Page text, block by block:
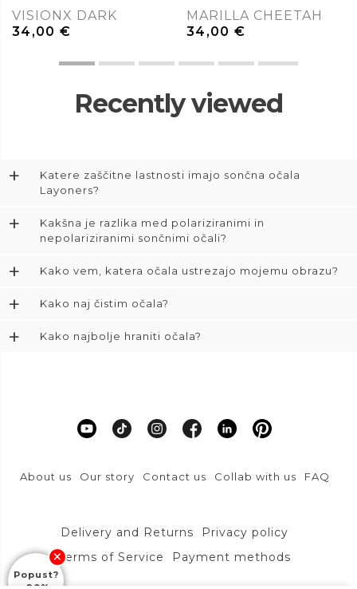
VISIONX DARK
34,00€
MARILLA CHEETAH
34,00€
Recently viewed
+
Katere zaščitne lastnosti imajo sončna očala
Layoners?
+
Kakšna je razlika med polariziranimi in
nepolariziranimi sončnimi očali?
+ Kako vem, katera očala ustrezajo mojemu obrazu?
+ Kako naj čistim očala?
+ Kako najbolje hraniti očala?
About us Our story Contact us Collab with us FAQ
Delivery and Returns
Privacy policy
Terms of Service
Payment methods
Popust?